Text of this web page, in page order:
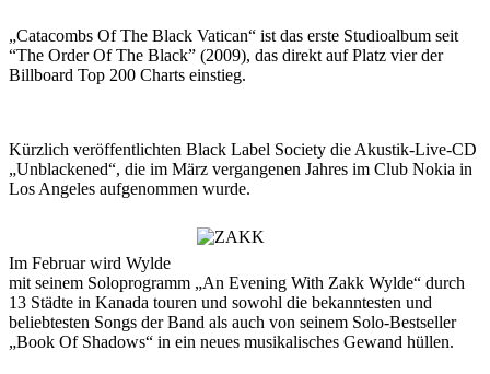
„Catacombs Of The Black Vatican“ ist das erste Studioalbum seit
“The Order Of The Black” (2009), das direkt auf Platz vier der
Billboard Top 200 Charts einstieg.
Kürzlich veröffentlichten Black Label Society die Akustik-Live-CD
„Unblackened“, die im März vergangenen Jahres im Club Nokia in
Los Angeles aufgenommen wurde.
Im Februar wird Wylde
mit seinem Soloprogramm „An Evening With Zakk Wylde“ durch
13 Städte in Kanada touren und sowohl die bekanntesten und
beliebtesten Songs der Band als auch von seinem Solo-Bestseller
„Book Of Shadows“ in ein neues musikalisches Gewand hüllen.